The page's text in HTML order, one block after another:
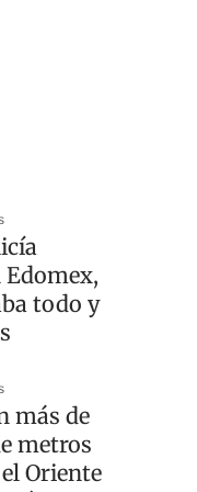
todo y
más de
metros
Oriente